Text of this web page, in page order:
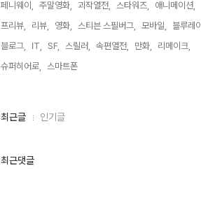
페니웨이, 주말영화, 괴작열전, 스타워즈,
애니메이션,
프리뷰,
리뷰, 영화, 스티븐 스필버그, 모바일,
블루레이,
블로그,
IT, SF, 스릴러, 속편열전, 만화,
리메이크,
슈퍼히어로,
스마트폰,
최
인
최근글 인기글
최근댓글